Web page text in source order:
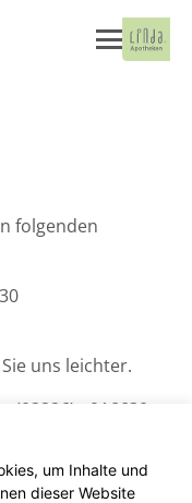
folgenden
uns leichter.
(02226) - 916630
.
um Inhalte und
dieser Website